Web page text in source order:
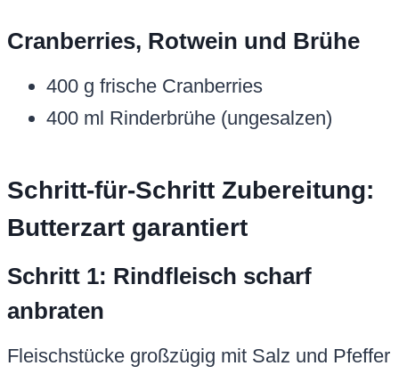
Cranberries, Rotwein und Brühe
400 g frische Cranberries
400 ml Rinderbrühe (ungesalzen)
Schritt-für-Schritt Zubereitung:
Butterzart garantiert
Schritt 1: Rindfleisch scharf
anbraten
Fleischstücke großzügig mit Salz und Pfeffer